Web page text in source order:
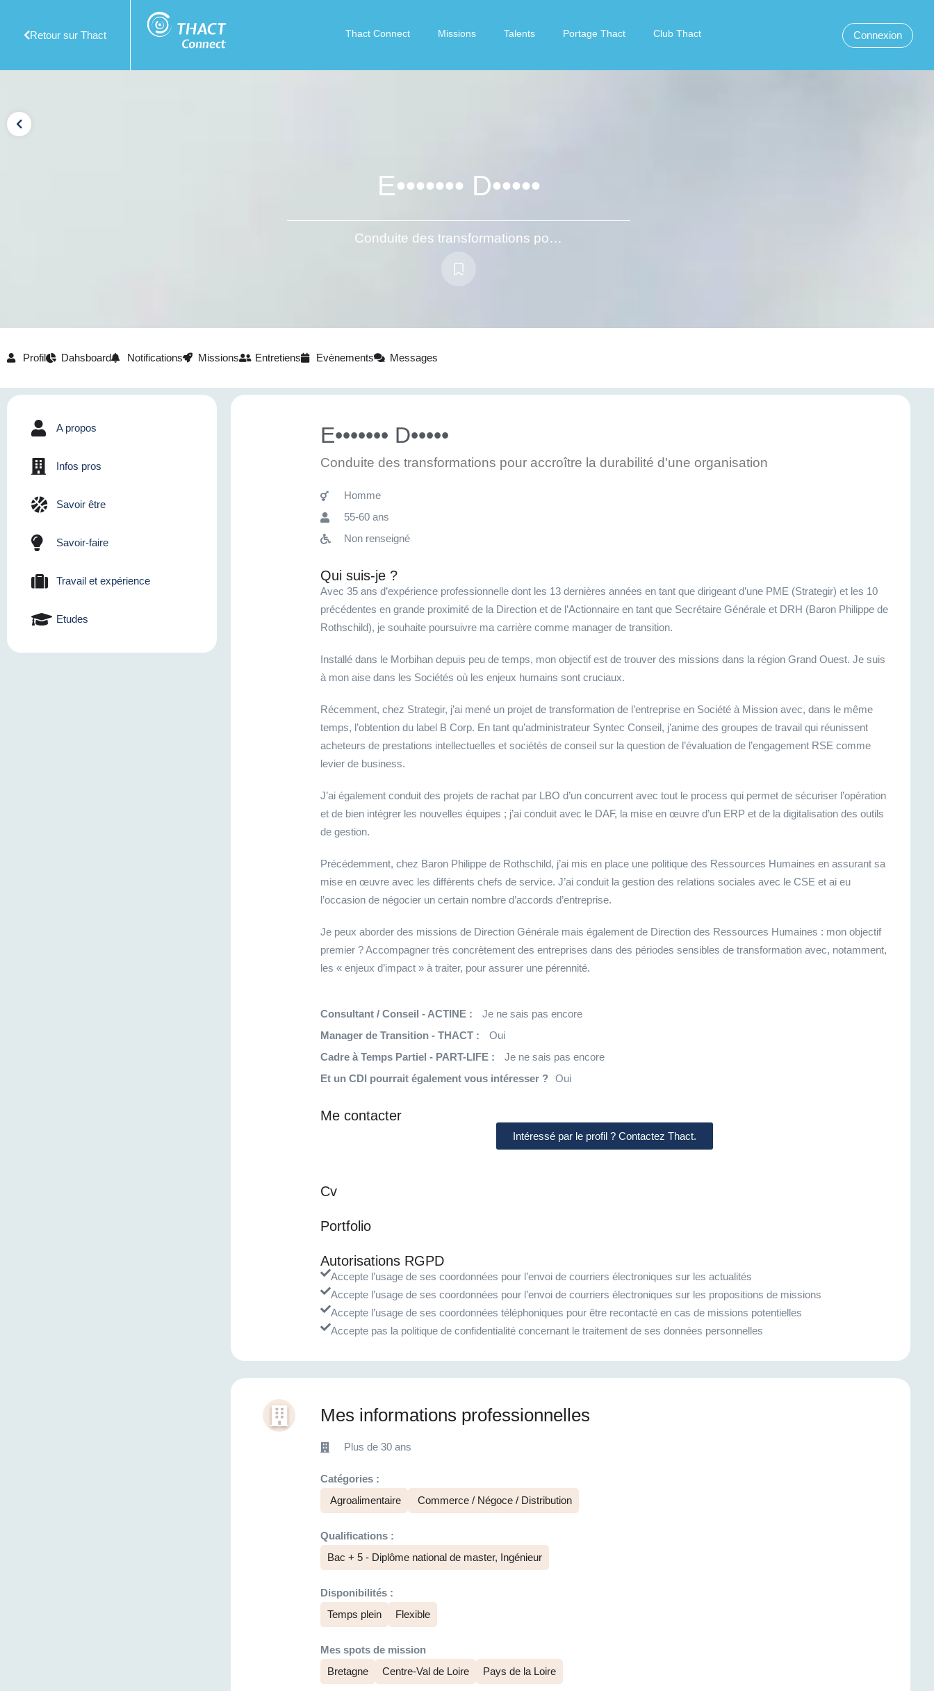
Retour sur Thact Thact Connect Missions Talents Portage Thact Club Thact Connexion
E••••••• D•••••
Conduite des transformations pour accroître la durabilité d'une organisation
Profil Dahsboard Notifications Missions Entretiens Evènements Messages
A propos
Infos pros
Savoir être
Savoir-faire
Travail et expérience
Etudes
E••••••• D•••••
Conduite des transformations pour accroître la durabilité d'une organisation
Homme
55-60 ans
Non renseigné
Qui suis-je ?
Avec 35 ans d’expérience professionnelle dont les 13 dernières années en tant que dirigeant d’une PME (Strategir) et les 10
précédentes en grande proximité de la Direction et de l’Actionnaire en tant que Secrétaire Générale et DRH (Baron Philippe de
Rothschild), je souhaite poursuivre ma carrière comme manager de transition.
Installé dans le Morbihan depuis peu de temps, mon objectif est de trouver des missions dans la région Grand Ouest. Je suis
à mon aise dans les Sociétés où les enjeux humains sont cruciaux.
Récemment, chez Strategir, j’ai mené un projet de transformation de l’entreprise en Société à Mission avec, dans le même
temps, l’obtention du label B Corp. En tant qu’administrateur Syntec Conseil, j’anime des groupes de travail qui réunissent
acheteurs de prestations intellectuelles et sociétés de conseil sur la question de l’évaluation de l’engagement RSE comme
levier de business.
J’ai également conduit des projets de rachat par LBO d’un concurrent avec tout le process qui permet de sécuriser l’opération
et de bien intégrer les nouvelles équipes ; j’ai conduit avec le DAF, la mise en œuvre d’un ERP et de la digitalisation des outils
de gestion.
Précédemment, chez Baron Philippe de Rothschild, j’ai mis en place une politique des Ressources Humaines en assurant sa
mise en œuvre avec les différents chefs de service. J’ai conduit la gestion des relations sociales avec le CSE et ai eu
l’occasion de négocier un certain nombre d’accords d’entreprise.
Je peux aborder des missions de Direction Générale mais également de Direction des Ressources Humaines : mon objectif
premier ? Accompagner très concrètement des entreprises dans des périodes sensibles de transformation avec, notamment,
les « enjeux d’impact » à traiter, pour assurer une pérennité.
Consultant / Conseil - ACTINE :
Je ne sais pas encore
Manager de Transition - THACT :
Oui
Cadre à Temps Partiel - PART-LIFE :
Je ne sais pas encore
Et un CDI pourrait également vous intéresser ? Oui
Me contacter
Intéressé par le profil ? Contactez Thact.
Cv
Portfolio
Autorisations RGPD
Accepte l’usage de ses coordonnées pour l’envoi de courriers électroniques sur les actualités
Accepte l’usage de ses coordonnées pour l’envoi de courriers électroniques sur les propositions de missions
Accepte l’usage de ses coordonnées téléphoniques pour être recontacté en cas de missions potentielles
Accepte pas la politique de confidentialité concernant le traitement de ses données personnelles
Mes informations professionnelles
Plus de 30 ans
Catégories :
Agroalimentaire
Commerce / Négoce / Distribution
Qualifications :
Bac + 5 - Diplôme national de master, Ingénieur
Disponibilités :
Temps plein
Flexible
Mes spots de mission
Bretagne
Centre-Val de Loire Pays de la Loire